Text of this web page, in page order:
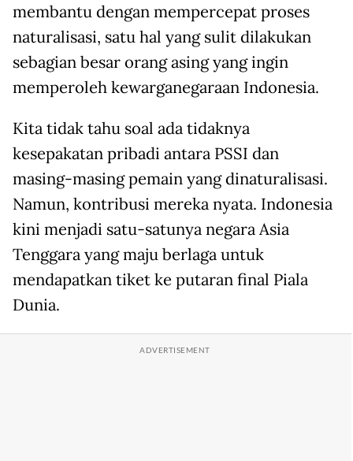
membantu dengan mempercepat proses
naturalisasi, satu hal yang sulit dilakukan
sebagian besar orang asing yang ingin
memperoleh kewarganegaraan Indonesia.
Kita tidak tahu soal ada tidaknya
kesepakatan pribadi antara PSSI dan
masing-masing pemain yang dinaturalisasi.
Namun, kontribusi mereka nyata. Indonesia
kini menjadi satu-satunya negara Asia
Tenggara yang maju berlaga untuk
mendapatkan tiket ke putaran final Piala
Dunia.